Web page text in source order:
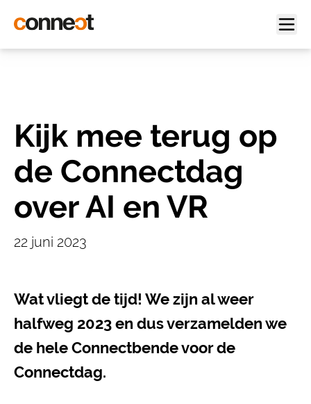
Kijk mee terug op
de Connectdag
over AI en VR
22 juni 2023
Wat vliegt de tijd! We zijn al weer
halfweg 2023 en dus verzamelden we
de hele Connectbende voor de
Connectdag.